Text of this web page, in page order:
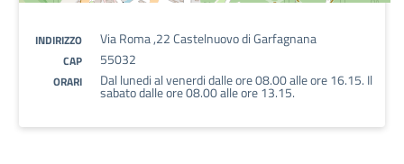
INDIRIZZO Via Roma ,22 Castelnuovo di Garfagnana
CAP 55032
ORARI Dal lunedi al venerdi dalle ore 08.00 alle ore 16.15. Il
sabato dalle ore 08.00 alle ore 13.15.